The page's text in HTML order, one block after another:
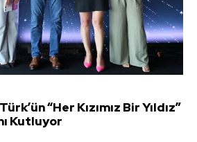
“Her Kızımız Bir Yıldız”
Kutluyor